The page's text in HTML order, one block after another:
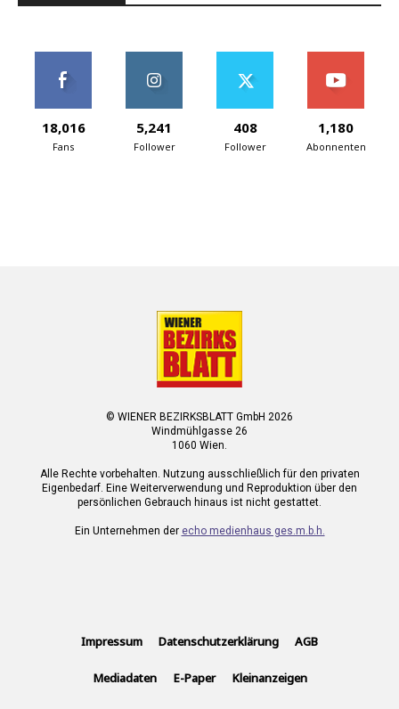
18,016
Fans
5,241
Follower
408
Follower
1,180
Abonnenten
© WIENER BEZIRKSBLATT GmbH 2026
Windmühlgasse 26
1060 Wien.
Alle Rechte vorbehalten. Nutzung ausschließlich für den privaten
Eigenbedarf. Eine Weiterverwendung und Reproduktion über den
persönlichen Gebrauch hinaus ist nicht gestattet.
Ein Unternehmen der echo medienhaus ges.m.b.h.
Impressum Datenschutzerklärung AGB
Mediadaten E-Paper Kleinanzeigen